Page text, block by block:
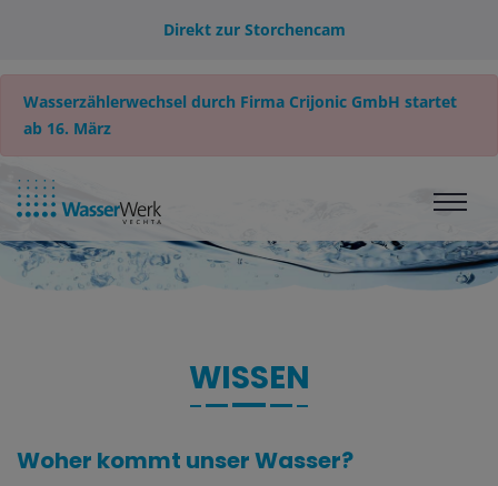
Direkt zur Storchencam
Wasserzählerwechsel durch Firma Crijonic GmbH startet
ab 16. März
WISSEN
Woher kommt unser Wasser?